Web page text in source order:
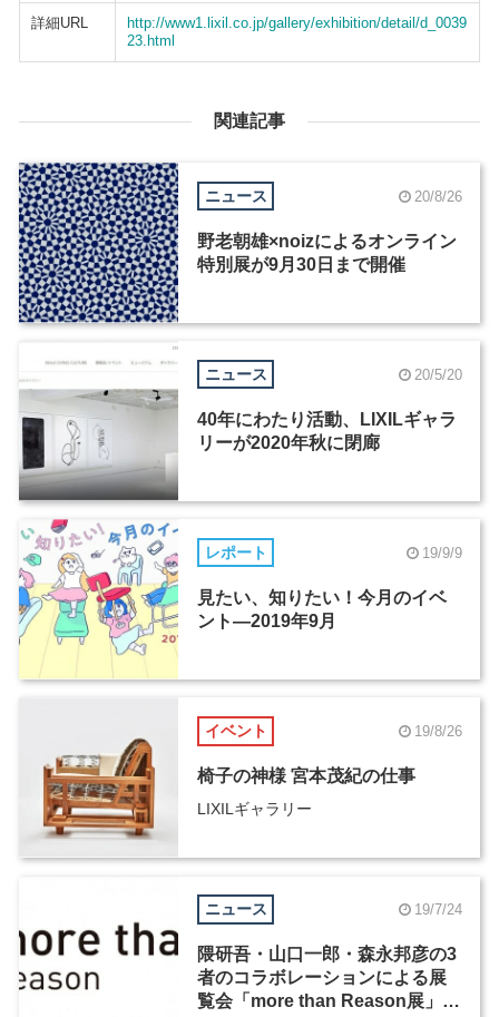
詳細URL
http://www1.lixil.co.jp/gallery/exhibition/detail/d_0039
23.html
関連記事
ニュース 20/8/26
野老朝雄×noizによるオンライン
特別展が9月30日まで開催
ニュース 20/5/20
40年にわたり活動、LIXILギャラ
リーが2020年秋に閉廊
レポート 19/9/9
見たい、知りたい！今月のイベ
ント―2019年9月
イベント 19/8/26
椅子の神様 宮本茂紀の仕事
LIXILギャラリー
ニュース 19/7/24
隈研吾・山口一郎・森永邦彦の3
者のコラボレーションによる展
覧会「more than Reason展」